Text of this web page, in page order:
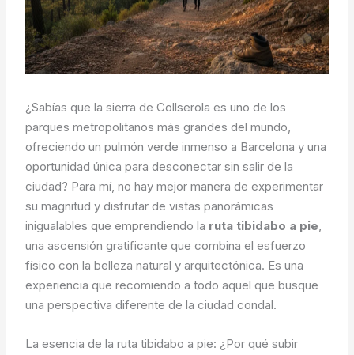
¿Sabías que la sierra de Collserola es uno de los
parques metropolitanos más grandes del mundo,
ofreciendo un pulmón verde inmenso a Barcelona y una
oportunidad única para desconectar sin salir de la
ciudad? Para mí, no hay mejor manera de experimentar
su magnitud y disfrutar de vistas panorámicas
inigualables que emprendiendo la ruta tibidabo a pie,
una ascensión gratificante que combina el esfuerzo
físico con la belleza natural y arquitectónica. Es una
experiencia que recomiendo a todo aquel que busque
una perspectiva diferente de la ciudad condal.
La esencia de la ruta tibidabo a pie: ¿Por qué subir